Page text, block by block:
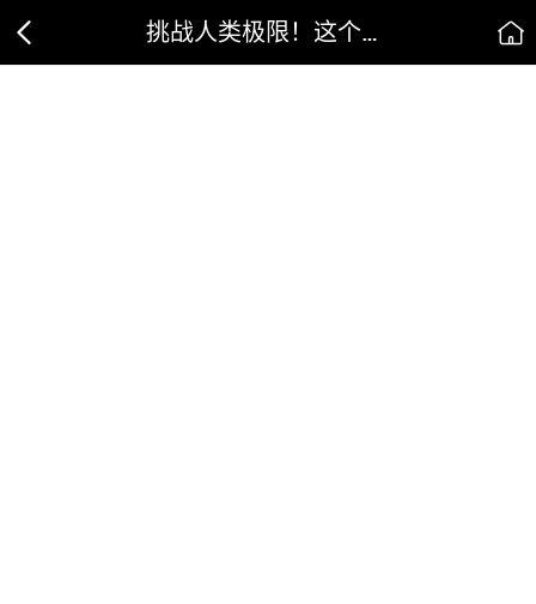
挑战人类极限！这个赛事的决赛要开赛了！